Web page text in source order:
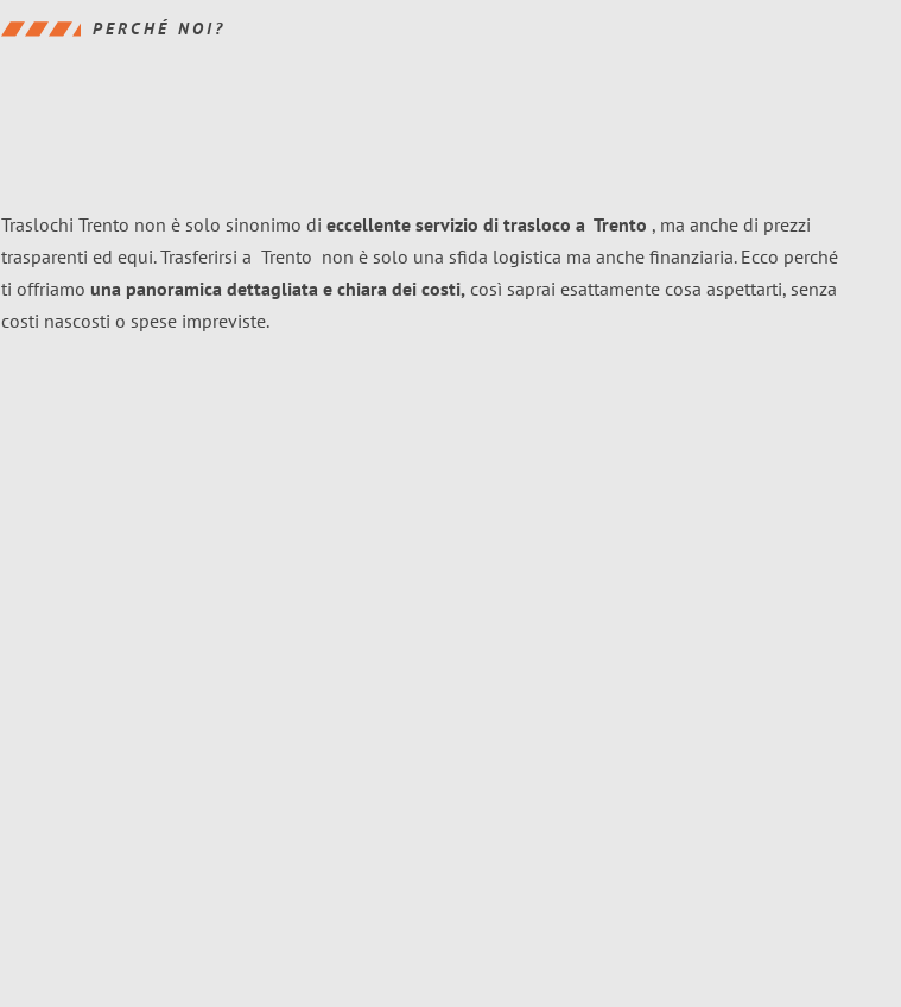
PERCHÉ NOI?
Traslochi Trento non è solo sinonimo di eccellente servizio di trasloco a Trento , ma anche di prezzi
trasparenti ed equi. Trasferirsi a Trento non è solo una sfida logistica ma anche finanziaria. Ecco perché
ti offriamo una panoramica dettagliata e chiara dei costi, così saprai esattamente cosa aspettarti, senza
costi nascosti o spese impreviste.